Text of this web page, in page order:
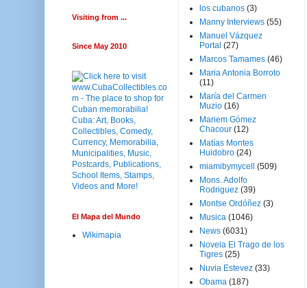
Visiting from ...
Since May 2010
El Mapa del Mundo
Wikimapia
los cubanos (3)
Manny Interviews (55)
Manuel Vázquez
Portal (27)
Marcos Tamames (46)
Maria Antonia Borroto
(11)
María del Carmen
Muzio (16)
Mariem Gómez
Chacour (12)
Matías Montes
Huidobro (24)
miamibymycell
(509)
Mons. Adolfo
Rodriguez (39)
Montse Ordóñez (3)
Musica (1046)
News (6031)
Novela El Trago de los
Tigres (25)
Nuvia Estevez (33)
Obama (187)